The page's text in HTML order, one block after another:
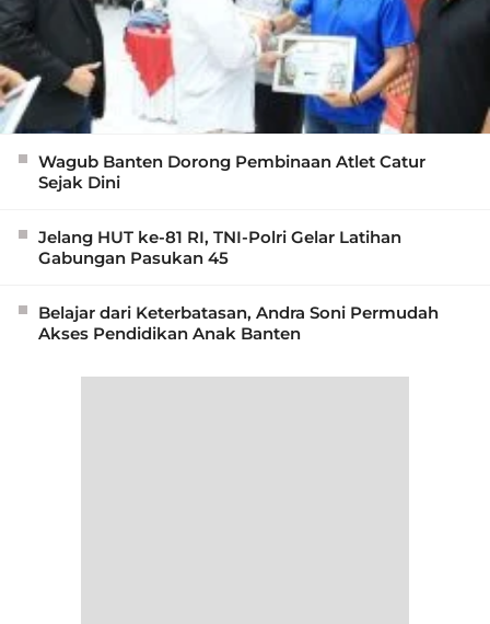
Wagub Banten Dorong Pembinaan Atlet Catur
Sejak Dini
Jelang HUT ke-81 RI, TNI-Polri Gelar Latihan
Gabungan Pasukan 45
Belajar dari Keterbatasan, Andra Soni Permudah
Akses Pendidikan Anak Banten